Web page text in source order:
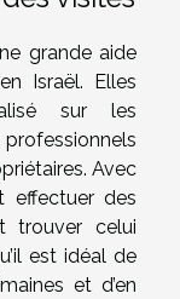
grande aide
Israël. Elles
sur les
Avec
effectuer des
trouver celui
est idéal de
et d’en